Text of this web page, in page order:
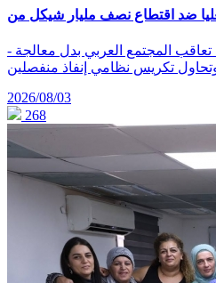
- مركز مساواة: الحكومة تعاقب المجتمع العربي بدل معالجة
تكريس نظامي إنفاذ منفصلين
2026/08/03
268